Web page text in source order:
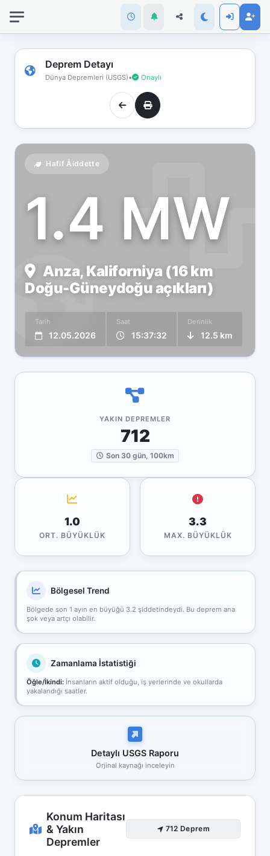
Deprem Detayı
Dünya Depremleri (USGS)• Onaylı
Hafif Åiddette
1.4 MW
Anza, Kaliforniya (16 km
Doğu-Güneydoğu açıkları)
Tarih
12.05.2026
Saat
15:37:32
Derinlik
12.5 km
YAKIN DEPREMLER
712
Son 30 gün, 100km
1.0
ORT. BÜYÜKLÜK
3.3
MAX. BÜYÜKLÜK
Bölgesel Trend
Bölgede son 1 ayın en büyüğü 3.2 şiddetindeydi. Bu deprem ana
şok veya artçı olabilir.
Zamanlama İstatistiği
Öğle/İkindi: İnsanların aktif olduğu, iş yerlerinde ve okullarda
yakalandığı saatler.
Detaylı USGS Raporu
Orjinal kaynağı inceleyin
Konum Haritası
& Yakın
Depremler
712 Deprem
bağlantınız
koptu!
Çevrimdışı
moddasınız.